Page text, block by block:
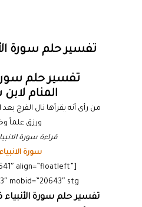
تفسير حلم سورة
تفسير حلم سورة
المنام
من رأى أنه يقرأها نال الفرج
ورزق علماً
قراءة سورة
سورة
align=”floatleft”
mobid=”20643″ stg=””]
تفسير حلم سورة الأنبياء